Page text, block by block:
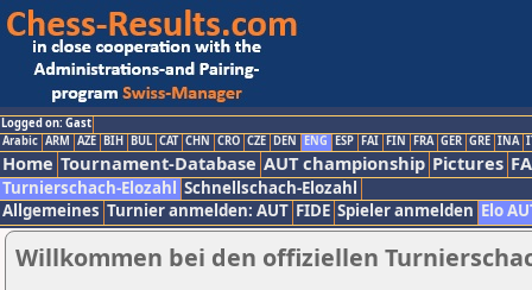
Logged on: Gast
Arabic ARM AZE BIH BUL CAT CHN CRO CZE DEN ENG ESP FAI FIN FRA GER GRE INA
Home Tournament-Database AUT championship Pictures
Turnierschach-Elozahl Schnellschach-Elozahl
Allgemeines Turnier anmelden: AUT FIDE Spieler anmelden Elo
Willkommen bei den offiziellen